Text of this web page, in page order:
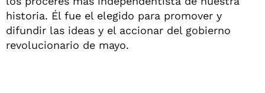
historia. Él fue el elegido para promover y
difundir las ideas y el accionar del gobierno
revolucionario de mayo.